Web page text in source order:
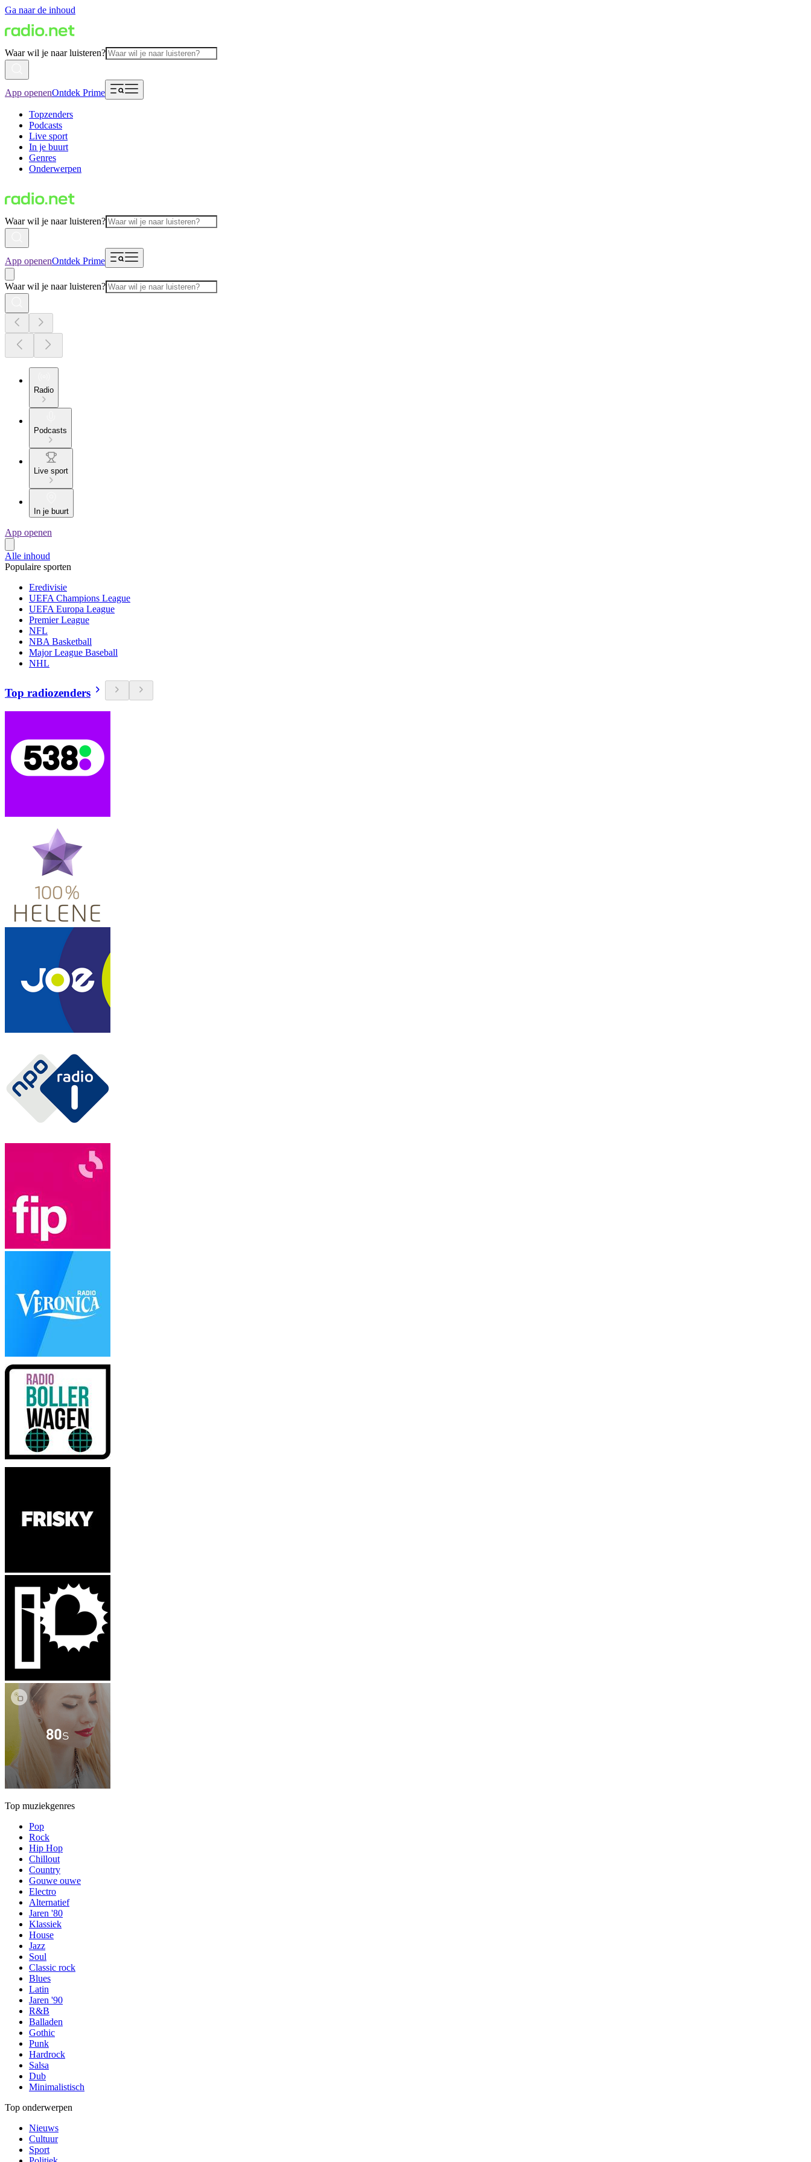
Ga naar de inhoud
Waar wil je naar luisteren?
App openenOntdek Prime
Topzenders
Podcasts
Live sport
In je buurt
Genres
Onderwerpen
Waar wil je naar luisteren?
App openenOntdek Prime
Waar wil je naar luisteren?
Radio
Podcasts
Live sport
In je buurt
App openen
Alle inhoud
Populaire sporten
Eredivisie
UEFA Champions League
UEFA Europa League
Premier League
NFL
NBA Basketball
Major League Baseball
NHL
Top radiozenders
Top muziekgenres
Pop
Rock
Hip Hop
Chillout
Country
Gouwe ouwe
Electro
Alternatief
Jaren '80
Klassiek
House
Jazz
Soul
Classic rock
Blues
Latin
Jaren '90
R&B
Balladen
Gothic
Punk
Hardrock
Salsa
Dub
Minimalistisch
Top onderwerpen
Nieuws
Cultuur
Sport